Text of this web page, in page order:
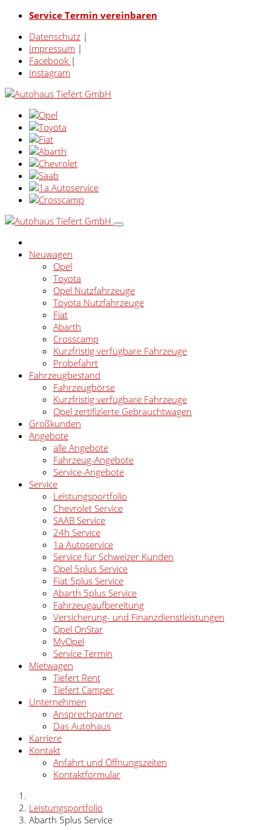
Service Termin vereinbaren
Datenschutz |
Impressum |
Facebook |
Instagram
Neuwagen
Opel
Toyota
Opel Nutzfahrzeuge
Toyota Nutzfahrzeuge
Fiat
Abarth
Crosscamp
Kurzfristig verfügbare Fahrzeuge
Probefahrt
Fahrzeugbestand
Fahrzeugbörse
Kurzfristig verfügbare Fahrzeuge
Opel zertifizierte Gebrauchtwagen
Großkunden
Angebote
alle Angebote
Fahrzeug-Angebote
Service-Angebote
Service
Leistungsportfolio
Chevrolet Service
SAAB Service
24h Service
1a Autoservice
Service für Schweizer Kunden
Opel 5plus Service
Fiat 5plus Service
Abarth 5plus Service
Fahrzeugaufbereitung
Versicherung- und Finanzdienstleistungen
Opel OnStar
MyOpel
Service Termin
Mietwagen
Tiefert Rent
Tiefert Camper
Unternehmen
Ansprechpartner
Das Autohaus
Karriere
Kontakt
Anfahrt und Öffnungszeiten
Kontaktformular
Leistungsportfolio
Abarth 5plus Service